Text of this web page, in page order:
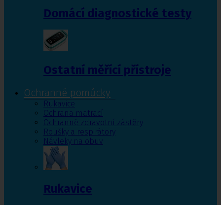
Domácí diagnostické testy
Ostatní měřící přístroje
Ochranné pomůcky
Rukavice
Ochrana matrací
Ochranné zdravotní zástěry
Roušky a respirátory
Návleky na obuv
Rukavice